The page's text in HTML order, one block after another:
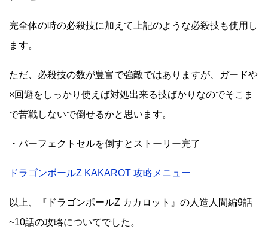
完全体の時の必殺技に加えて上記のような必殺技も使用し
ます。
ただ、必殺技の数が豊富で強敵ではありますが、ガードや
×回避をしっかり使えば対処出来る技ばかりなのでそこま
で苦戦しないで倒せるかと思います。
・パーフェクトセルを倒すとストーリー完了
ドラゴンボールZ KAKAROT 攻略メニュー
以上、『ドラゴンボールZ カカロット』の人造人間編9話
~10話の攻略についてでした。